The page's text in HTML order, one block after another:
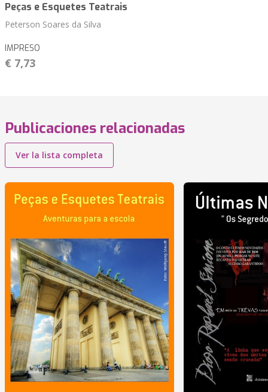
Peças e Esquetes Teatrais
Peterson Soares da Silva
IMPRESO
€ 7,73
Publicaciones relacionadas
Ver la lista completa